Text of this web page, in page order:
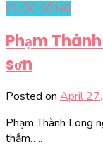
CUỘC SỐNG
Phạm
sơn
Posted on April
Phạm Thành Long
thẳm…..